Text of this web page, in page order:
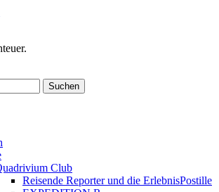
Club
Reisende Reporter und die ErlebnisPostille